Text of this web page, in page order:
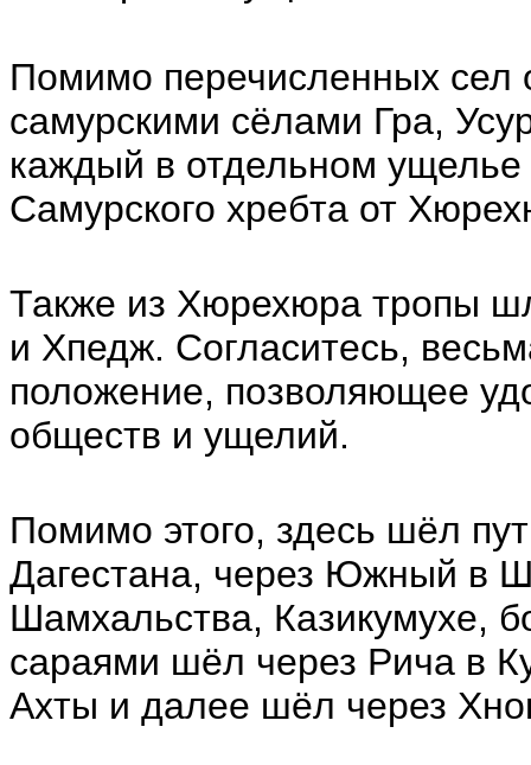
Помимо перечисленных сел
самурскими сёлами Гра,
каждый в отдельном ущелье
Самурского хребта от
Также из Хюрехюра тропы
и Хпедж. Согласитесь,
положение, позволяющее
обществ и ущелий.
Помимо этого, здесь шёл
Дагестана, через Южный в
Шамхальства, Казикумухе,
сараями шёл через Рича в
Ахты и далее шёл через